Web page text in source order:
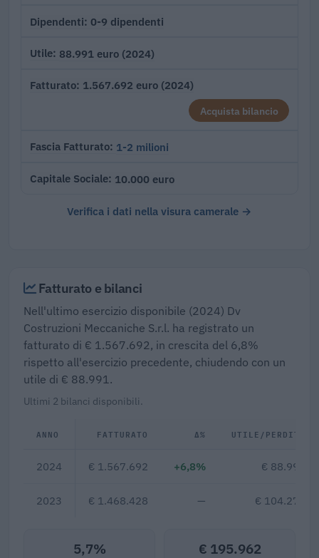
Dipendenti 0-9 dipendenti
Utile 88.991 euro (2024)
Fatturato 1.567.692 euro (2024)
Acquista bilancio
Fascia Fatturato 1-2 milioni
Capitale Sociale 10.000 euro
Verifica i dati nella visura camerale →
Fatturato e bilanci
Nell'ultimo esercizio disponibile (2024) Dv
Costruzioni Meccaniche S.r.l. ha registrato un
fatturato di € 1.567.692, in crescita del 6,8%
rispetto all'esercizio precedente, chiudendo con un
utile di € 88.991.
Ultimi 2 bilanci disponibili.
ANNO FATTURATO Δ% UTILE/PERDITA
2024 € 1.567.692 +6,8% € 88.991
2023 € 1.468.428 — € 104.276
5,7% € 195.962